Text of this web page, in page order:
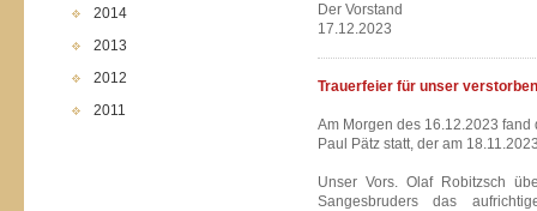
2014
2013
2012
2011
Der Vorstand
17.12.2023
Trauerfeier für unser
Am Morgen des 16.12.2023
Paul Pätz statt, der am
Unser Vors. Olaf Robitzsch
Sangesbruders das